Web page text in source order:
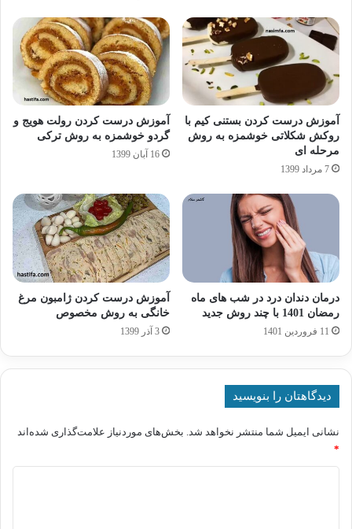
آموزش درست کردن بستنی کیم با
روکش شکلاتی خوشمزه به روش
مرحله ای
7 مرداد 1399
آموزش درست کردن رولت هویج و
گردو خوشمزه به روش ترکی
16 آبان 1399
درمان دندان درد در شب های ماه
رمضان 1401 با چند روش جدید
11 فروردین 1401
آموزش درست کردن ژامبون مرغ
خانگی به روش مخصوص
3 آذر 1399
دیدگاهتان را بنویسید
نشانی ایمیل شما منتشر نخواهد شد. بخش‌های موردنیاز علامت‌گذاری شده‌اند
*